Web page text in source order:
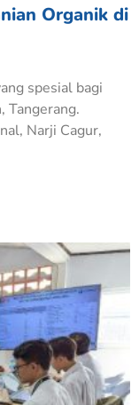
Organik di
spesial bagi
Tangerang.
Narji Cagur,